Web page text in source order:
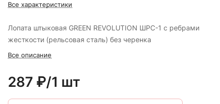
Все характеристики
Лопата штыковая GREEN REVOLUTION ШРС-1 с ребрами
жесткости (рельсовая сталь) без черенка
Все описание
287 ₽/1 шт